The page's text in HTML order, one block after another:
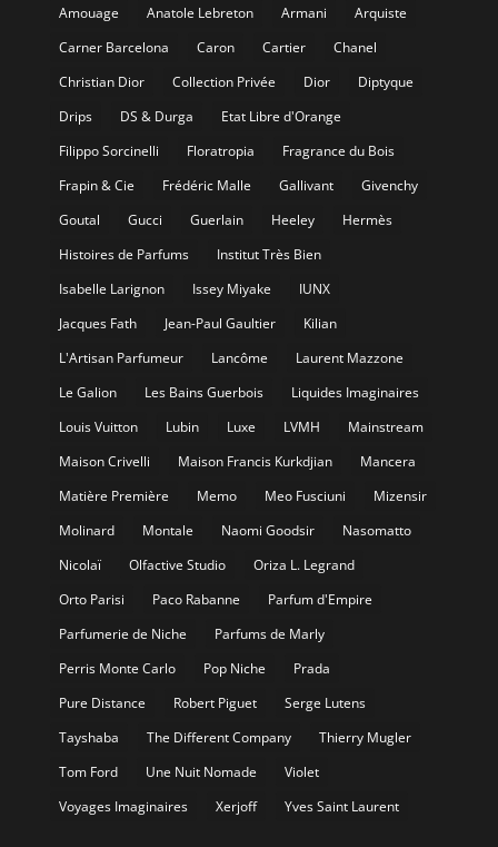
Amouage Anatole Lebreton Armani
Arquiste
Carner Barcelona
Caron Cartier
Chanel
Christian Dior
Collection Privée Dior
Diptyque
Drips
DS & Durga
Etat Libre d'Orange
Filippo Sorcinelli
Floratropia
Fragrance du Bois
Frapin & Cie
Frédéric Malle Gallivant
Givenchy
Goutal
Gucci Guerlain Heeley
Hermès
Histoires de Parfums
Institut Très Bien
Isabelle Larignon
Issey Miyake
IUNX
Jacques Fath
Jean-Paul Gaultier
Kilian
L'Artisan Parfumeur
Lancôme
Laurent Mazzone
Le Galion
Les Bains Guerbois
Liquides Imaginaires
Louis Vuitton
Lubin Luxe LVMH
Mainstream
Maison Crivelli
Maison Francis Kurkdjian
Mancera
Matière Première
Memo Meo Fusciuni
Mizensir
Molinard
Montale Naomi Goodsir
Nasomatto
Nicolaï
Olfactive Studio
Oriza L. Legrand
Orto Parisi
Paco Rabanne
Parfum d'Empire
Parfumerie de Niche
Parfums de Marly
Perris Monte Carlo
Pop Niche
Prada
Pure Distance
Robert Piguet
Serge Lutens
Tayshaba
The Different Company
Thierry Mugler
Tom Ford
Une Nuit Nomade
Violet
Voyages Imaginaires
Xerjoff Yves Saint Laurent